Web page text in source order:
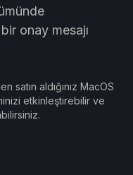
onay mesajı
satın aldığınız MacOS
etkinleştirebilir ve